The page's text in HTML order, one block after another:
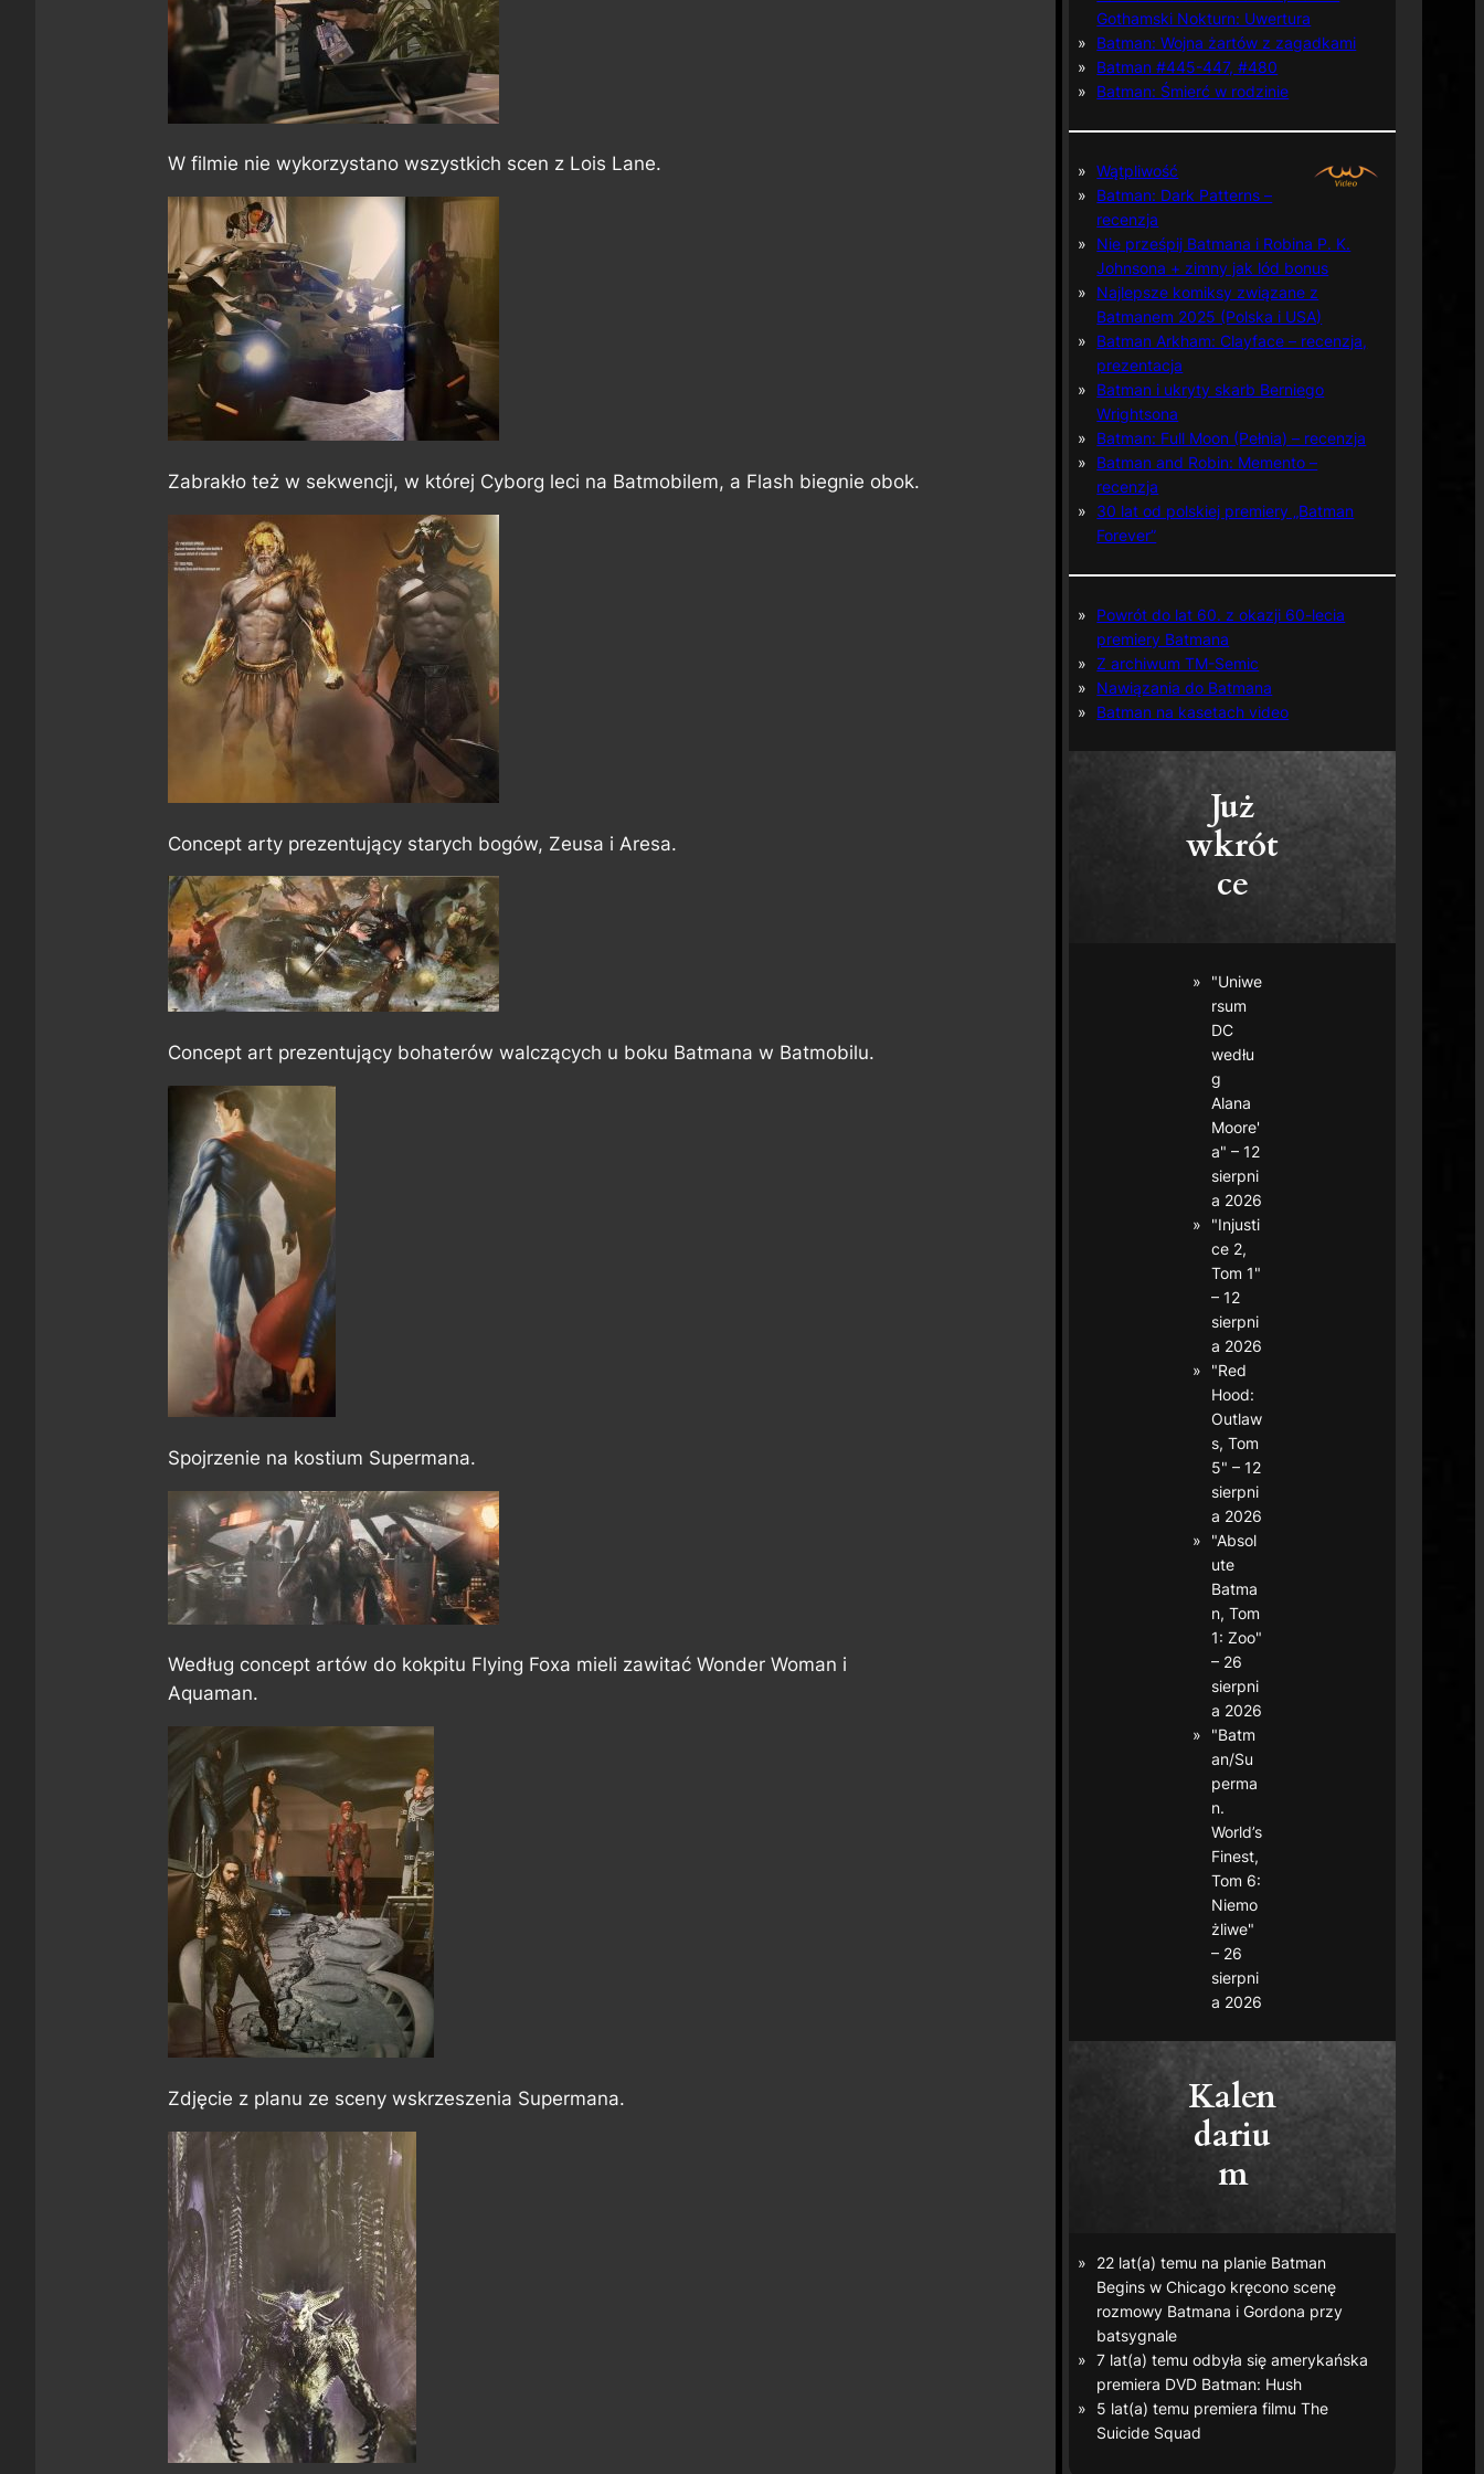
W filmie nie wykorzystano wszystkich scen z Lois Lane.
Zabrakło też w sekwencji, w której Cyborg leci na Batmobilem, a Flash biegnie obok.
Concept arty prezentujący starych bogów, Zeusa i Aresa.
Concept art prezentujący bohaterów walczących u boku Batmana w Batmobilu.
Spojrzenie na kostium Supermana.
Według concept artów do kokpitu Flying Foxa mieli zawitać Wonder Woman i
Aquaman.
Zdjęcie z planu ze sceny wskrzeszenia Supermana.
Gothamski Nokturn: Uwertura
Batman: Wojna żartów z zagadkami
Batman #445-447, #480
Batman: Śmierć w rodzinie
Wątpliwość
Batman: Dark Patterns –
recenzja
Nie prześpij Batmana i Robina P. K.
Johnsona + zimny jak lód bonus
Najlepsze komiksy związane z
Batmanem 2025 (Polska i USA)
Batman Arkham: Clayface – recenzja,
prezentacja
Batman i ukryty skarb Berniego
Wrightsona
Batman: Full Moon (Pełnia) – recenzja
Batman and Robin: Memento –
recenzja
30 lat od polskiej premiery „Batman
Forever”
Powrót do lat 60. z okazji 60-lecia
premiery Batmana
Z archiwum TM-Semic
Nawiązania do Batmana
Batman na kasetach video
Już
wkrót
ce
"Uniwe
rsum
DC
wedłu
g
Alana
Moore'
a" – 12
sierpni
a 2026
"Injusti
ce 2,
Tom 1"
– 12
sierpni
a 2026
"Red
Hood:
Outlaw
s, Tom
5" – 12
sierpni
a 2026
"Absol
ute
Batma
n, Tom
1: Zoo"
– 26
sierpni
a 2026
"Batm
an/Su
perma
n.
World’s
Finest,
Tom 6:
Niemo
żliwe"
– 26
sierpni
a 2026
Kalen
dariu
m
22 lat(a) temu na planie Batman
Begins w Chicago kręcono scenę
rozmowy Batmana i Gordona przy
batsygnale
7 lat(a) temu odbyła się amerykańska
premiera DVD Batman: Hush
5 lat(a) temu premiera filmuThe
Suicide Squad